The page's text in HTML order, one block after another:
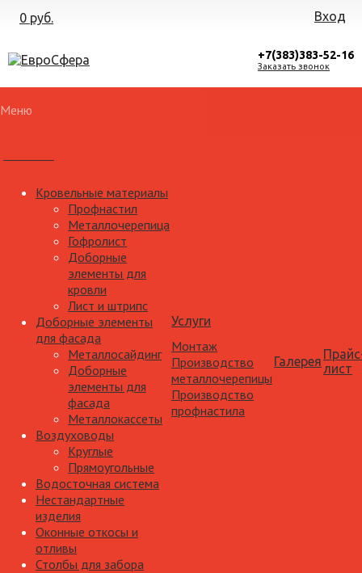
0 руб. Вход
+7(383)383-52-16
Заказать звонок
Меню
Кровельные материалы
Профнастил
Металлочерепица
Гофролист
Доборные
элементы для
кровли
Лист и штрипс
Доборные элементы
для фасада
Металлосайдинг
Доборные
элементы для
фасада
Металлокассеты
Воздуховоды
Круглые
Прямоугольные
Водосточная система
Нестандартные
изделия
Оконные откосы и
отливы
Столбы для забора
Услуги
Монтаж
Производство
металлочерепицы
Производство
профнастила
Галерея лист